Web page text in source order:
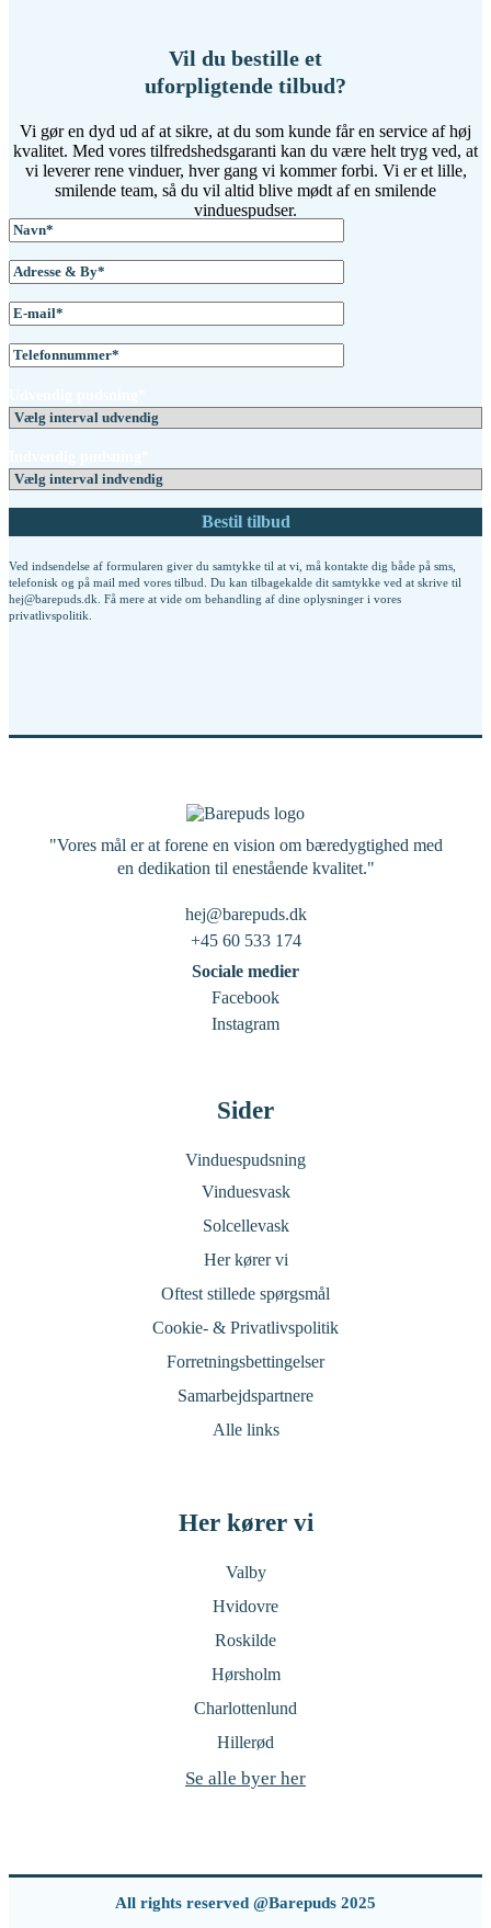
Vil du bestille et
uforpligtende tilbud?
Vi gør en dyd ud af at sikre, at du som kunde får en service af høj
kvalitet. Med vores tilfredshedsgaranti kan du være helt tryg ved, at
vi leverer rene vinduer, hver gang vi kommer forbi. Vi er et lille,
smilende team, så du vil altid blive mødt af en smilende
vinduespudser.
Ved indsendelse af formularen giver du samtykke til at vi, må kontakte dig både på sms,
telefonisk og på mail med vores tilbud. Du kan tilbagekalde dit samtykke ved at skrive til
hej@barepuds.dk. Få mere at vide om behandling af dine oplysninger i vores
privatlivspolitik
"Vores mål er at forene en vision om bæredygtighed med
en dedikation til enestående kvalitet."
hej@barepuds.dk
+45 60 533 174
Sociale medier
Facebook
Instagram
Sider
Vinduespudsning
Vinduesvask
Solcellevask
Her kører vi
Oftest stillede spørgsmål
Cookie- & Privatlivspolitik
Forretningsbettingelser
Samarbejdspartnere
Alle links
Her kører vi
Valby
Hvidovre
Roskilde
Hørsholm
Charlottenlund
Hillerød
Se alle byer her
All rights reserved @Barepuds 2025